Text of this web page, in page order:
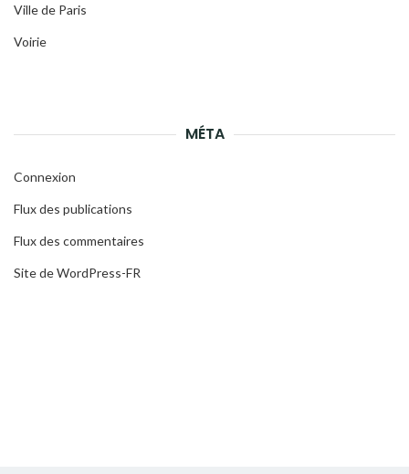
Ville de Paris
Voirie
MÉTA
Connexion
Flux des publications
Flux des commentaires
Site de WordPress-FR